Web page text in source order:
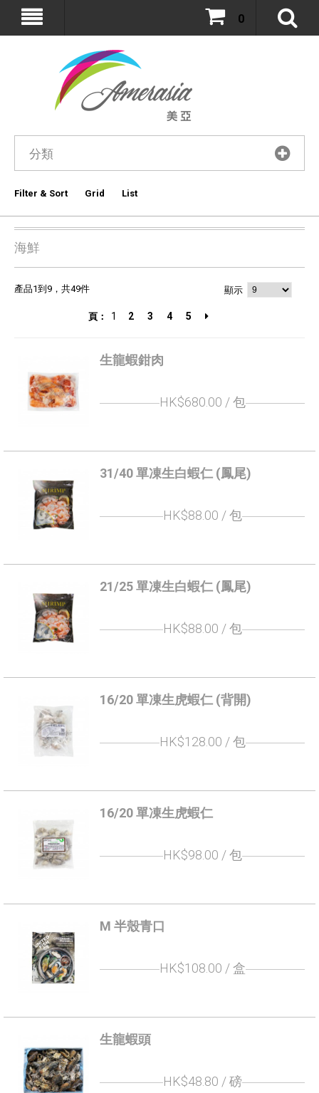
0
分類
Filter & Sort Grid List
海鮮
產品1到9，共49件 顯示
頁： 1 2 3 4 5
生龍蝦鉗肉
HK$680.00 / 包
31/40 單凍生白蝦仁 (鳳尾)
HK$88.00 / 包
21/25 單凍生白蝦仁 (鳳尾)
HK$88.00 / 包
16/20 單凍生虎蝦仁 (背開)
HK$128.00 / 包
16/20 單凍生虎蝦仁
HK$98.00 / 包
M 半殼青口
HK$108.00 / 盒
生龍蝦頭
HK$48.80 / 磅